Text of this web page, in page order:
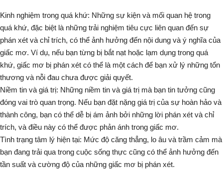
Kinh nghiệm trong quá khứ: Những sự kiện và mối quan hệ trong
quá khứ, đặc biệt là những trải nghiệm tiêu cực liên quan đến sự
phán xét và chỉ trích, có thể ảnh hưởng đến nội dung và ý nghĩa của
giấc mơ. Ví dụ, nếu bạn từng bị bắt nạt hoặc lạm dụng trong quá
khứ, giấc mơ bị phán xét có thể là một cách để bạn xử lý những tổn
thương và nỗi đau chưa được giải quyết.
Niềm tin và giá trị: Những niềm tin và giá trị mà bạn tin tưởng cũng
đóng vai trò quan trọng. Nếu bạn đặt nặng giá trị của sự hoàn hảo và
thành công, bạn có thể dễ bị ám ảnh bởi những lời phán xét và chỉ
trích, và điều này có thể được phản ánh trong giấc mơ.
Tình trạng tâm lý hiện tại: Mức độ căng thẳng, lo âu và trầm cảm mà
bạn đang trải qua trong cuộc sống thực cũng có thể ảnh hưởng đến
tần suất và cường độ của những giấc mơ bị phán xét.